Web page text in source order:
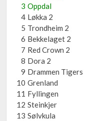
3 Oppdal
4 Løkka 2
5 Trondheim 2
6 Bekkelaget 2
7 Red Crown 2
8 Dora 2
9 Drammen Tigers
10 Grenland
11 Fyllingen
12 Steinkjer
13 Sølvkula